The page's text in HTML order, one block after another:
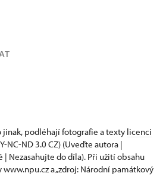
podléhají fotografie a texty licenci
NC-ND 3.0 CZ) (Uveďte autora |
Nezasahujte do díla). Při užití obsahu
a „zdroj: Národní památkový